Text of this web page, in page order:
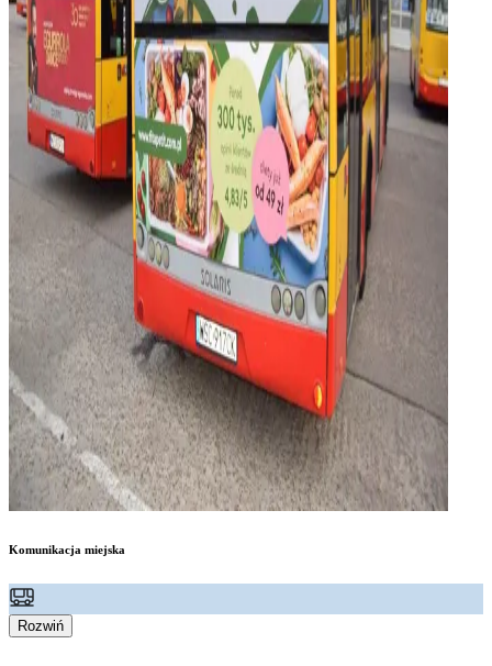
Komunikacja miejska
Rozwiń